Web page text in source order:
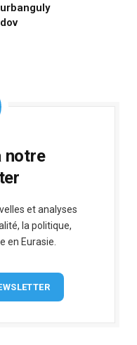
notre
et analyses
la politique,
en Eurasie.